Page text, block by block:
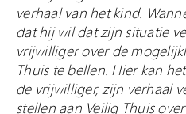
verhaal van het kind.
dat hij wil dat zijn situatie
vrijwilliger over de
Thuis te bellen. Hier kan
de vrijwilliger, zijn verhaal
stellen aan Veilig Thuis